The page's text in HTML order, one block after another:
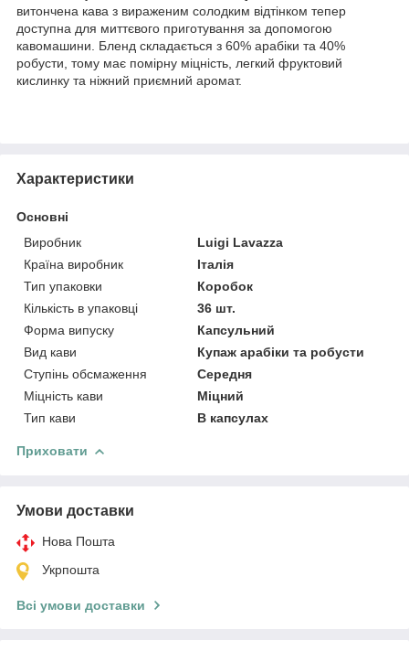
витончена кава з вираженим солодким відтінком тепер
доступна для миттєвого приготування за допомогою
кавомашини. Бленд складається з 60% арабіки та 40%
робусти, тому має помірну міцність, легкий фруктовий
кислинку та ніжний приємний аромат.
Характеристики
Основні
Виробник
Luigi Lavazza
Країна виробник
Італія
Тип упаковки
Коробок
Кількість в упаковці
36 шт.
Форма випуску
Капсульний
Вид кави
Купаж арабіки та робусти
Ступінь обсмаження
Середня
Міцність кави
Міцний
Тип кави
В капсулах
Приховати
Умови доставки
Нова Пошта
Укрпошта
Всі умови доставки